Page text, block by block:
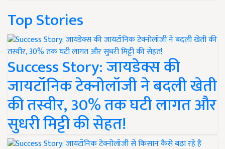
Top Stories
Success Story: जायडेक्स की
जायटॉनिक टेक्नोलॉजी ने बदली खेती
की तस्वीर, 30% तक घटी लागत और
सुधरी मिट्टी की सेहत!